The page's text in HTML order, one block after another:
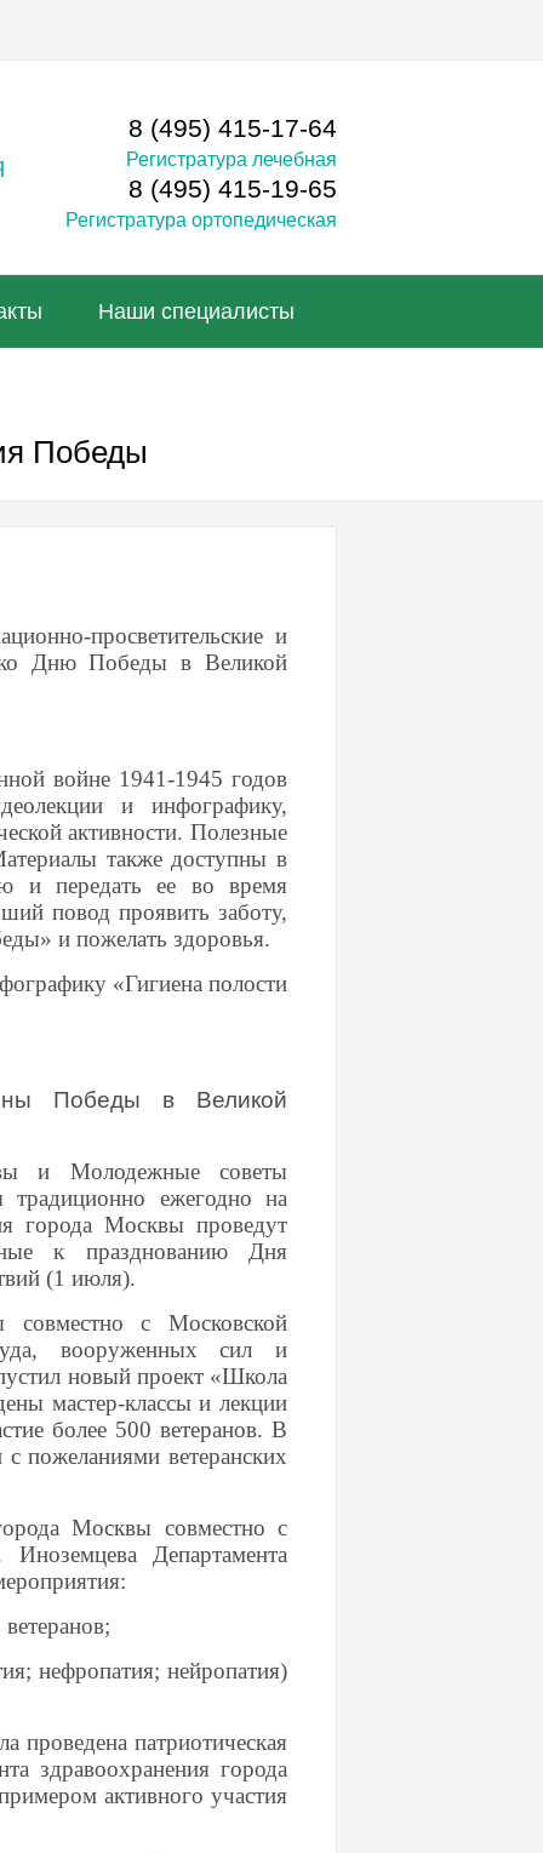
8 (495) 415-17-64
Регистратура лечебная
8 (495) 415-19-65
Регистратура ортопедическая
Наши специалисты
Победы
просветительские и
ко Дню Победы в Великой
войне 1941-1945 годов
и инфографику,
активности. Полезные
также доступны в
и передать ее во время
повод проявить заботу,
и пожелать здоровья.
«Гигиена полости
Победы в Великой
и Молодежные советы
традиционно ежегодно на
города Москвы проведут
к празднованию Дня
(1 июля).
совместно с Московской
вооруженных сил и
новый проект «Школа
мастер-классы и лекции
более 500 ветеранов. В
пожеланиями ветеранских
Москвы совместно с
Департамента
нефропатия; нейропатия)
проведена патриотическая
здравоохранения города
активного участия